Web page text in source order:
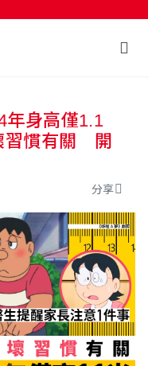
年身高僅1.1
習慣有關 開
分享